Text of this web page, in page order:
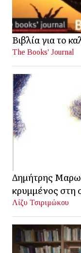
Βιβλία για το
The Books' Journal
Δημήτρης
κρυμμένος στη
Λίζυ Τσιριμώκου